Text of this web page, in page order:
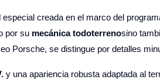
creada en el marco del
por su mecánica todoterrenosino
Porsche, se distingue por detalles
y una apariencia robusta adaptada al